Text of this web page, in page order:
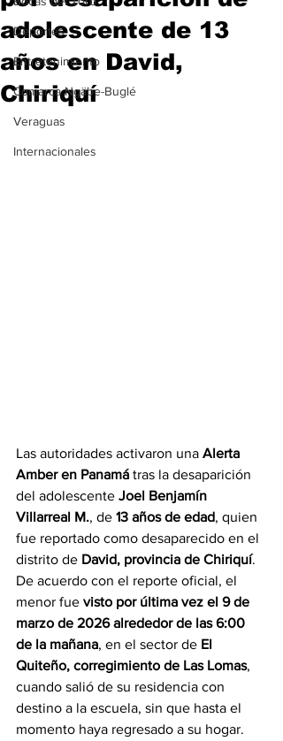
Deportes
Entretenimiento
Comarca Ngäbe-Buglé
Veraguas
Internacionales
adolescente de 13
años en David,
Chiriquí
Las autoridades activaron una Alerta
Amber en Panamá tras la desaparición
del adolescente Joel Benjamín
Villarreal M., de 13 años de edad, quien
fue reportado como desaparecido en el
distrito de David, provincia de Chiriquí.
De acuerdo con el reporte oficial, el
menor fue visto por última vez el 9 de
marzo de 2026 alrededor de las 6:00
de la mañana, en el sector de El
Quiteño, corregimiento de Las Lomas,
cuando salió de su residencia con
destino a la escuela, sin que hasta el
momento haya regresado a su hogar.